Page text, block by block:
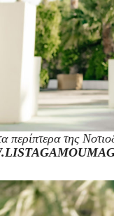
περίπτερα της